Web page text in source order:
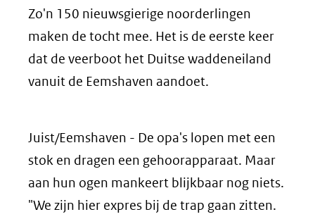
Zo'n 150 nieuwsgierige noorderlingen
maken de tocht mee. Het is de eerste keer
dat de veerboot het Duitse waddeneiland
vanuit de Eemshaven aandoet.
Juist/Eemshaven - De opa's lopen met een
stok en dragen een gehoorapparaat. Maar
aan hun ogen mankeert blijkbaar nog niets.
"We zijn hier expres bij de trap gaan zitten.